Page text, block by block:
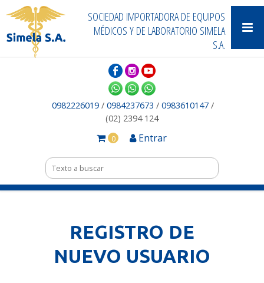
SOCIEDAD IMPORTADORA DE EQUIPOS
MÉDICOS Y DE LABORATORIO SIMELA
S.A.
0982226019/0984237673 /0983610147 /
(02) 2394 124
0 Entrar
REGISTRO DE
NUEVO USUARIO